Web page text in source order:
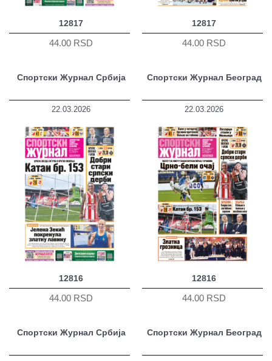
12817
44.00 RSD
12817
44.00 RSD
Спортски Журнал Србија
22.03.2026
12816
44.00 RSD
Спортски Журнал Београд
22.03.2026
12816
44.00 RSD
Спортски Журнал Србија Спортски Журнал Београд